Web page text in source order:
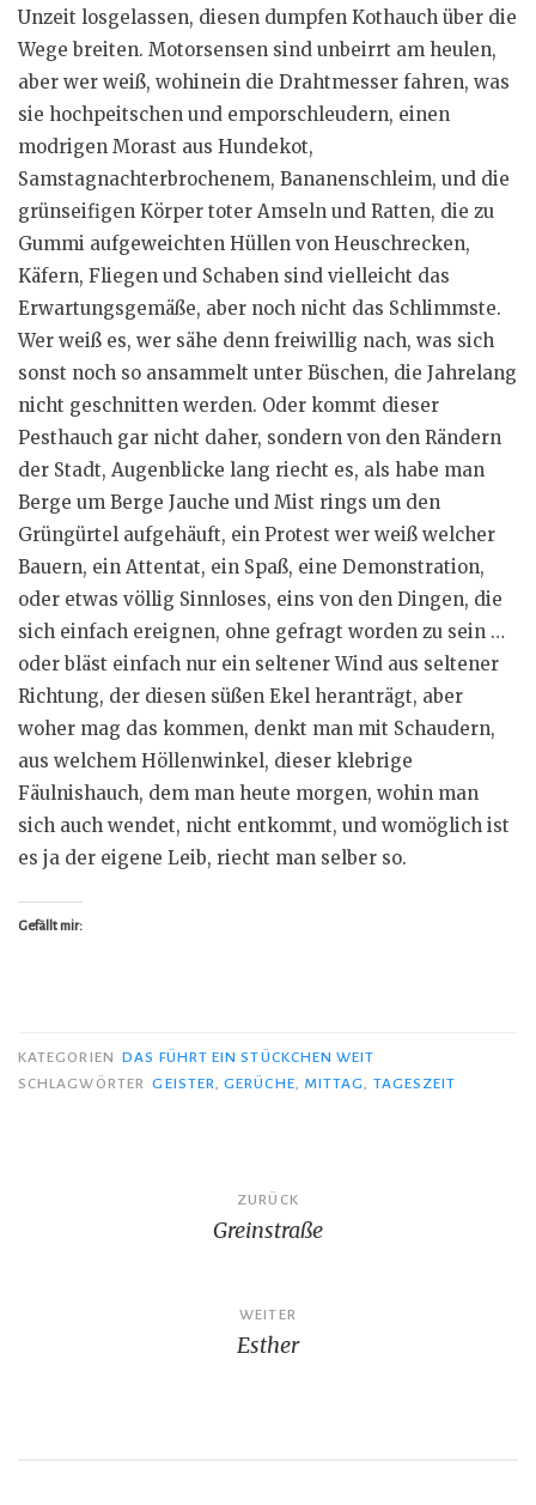
Unzeit losgelassen, diesen dumpfen Kothauch über die
Wege breiten. Motorsensen sind unbeirrt am heulen,
aber wer weiß, wohinein die Drahtmesser fahren, was
sie hochpeitschen und emporschleudern, einen
modrigen Morast aus Hundekot,
Samstagnachterbrochenem, Bananenschleim, und die
grünseifigen Körper toter Amseln und Ratten, die zu
Gummi aufgeweichten Hüllen von Heuschrecken,
Käfern, Fliegen und Schaben sind vielleicht das
Erwartungsgemäße, aber noch nicht das Schlimmste.
Wer weiß es, wer sähe denn freiwillig nach, was sich
sonst noch so ansammelt unter Büschen, die Jahrelang
nicht geschnitten werden. Oder kommt dieser
Pesthauch gar nicht daher, sondern von den Rändern
der Stadt, Augenblicke lang riecht es, als habe man
Berge um Berge Jauche und Mist rings um den
Grüngürtel aufgehäuft, ein Protest wer weiß welcher
Bauern, ein Attentat, ein Spaß, eine Demonstration,
oder etwas völlig Sinnloses, eins von den Dingen, die
sich einfach ereignen, ohne gefragt worden zu sein …
oder bläst einfach nur ein seltener Wind aus seltener
Richtung, der diesen süßen Ekel heranträgt, aber
woher mag das kommen, denkt man mit Schaudern,
aus welchem Höllenwinkel, dieser klebrige
Fäulnishauch, dem man heute morgen, wohin man
sich auch wendet, nicht entkommt, und womöglich ist
es ja der eigene Leib, riecht man selber so.
Gefällt mir:
KATEGORIEN DAS FÜHRT EIN STÜCKCHEN WEIT
SCHLAGWÖRTER
GEISTER ,GERÜCHE MITTAG TAGESZEIT
Beitragsnavigation
ZURÜCK
Greinstraße
WEITER
Esther